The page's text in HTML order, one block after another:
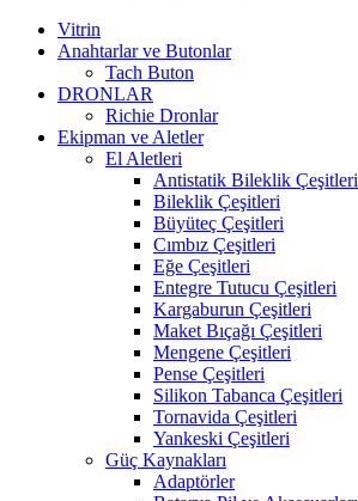
Vitrin
Anahtarlar ve Butonlar
Tach Buton
DRONLAR
Richie Dronlar
Ekipman ve Aletler
El Aletleri
Antistatik Bileklik Çeşitleri
Bileklik Çeşitleri
Büyüteç Çeşitleri
Cımbız Çeşitleri
Eğe Çeşitleri
Entegre Tutucu Çeşitleri
Kargaburun Çeşitleri
Maket Bıçağı Çeşitleri
Mengene Çeşitleri
Pense Çeşitleri
Silikon Tabanca Çeşitleri
Tornavida Çeşitleri
Yankeski Çeşitleri
Güç Kaynakları
Adaptörler